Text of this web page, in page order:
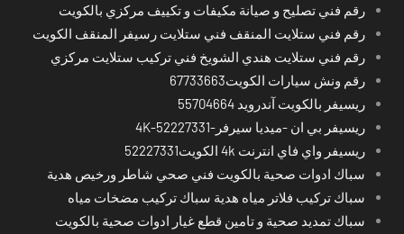
رقم فني تصليح و صيانة مكيفات و تكييف مركزي بالكويت
رقم فني ستلايت المنقف فني ستلايت رسيفر المنقف الكويت
رقم فني ستلايت هندي الشويخ فني تركيب ستلايت مركزي
رقم ونش سيارات الكويت67733663
ريسيفر بالكويت آندرويد 55704664
ريسيفر بي ان -ميديا سيرفر-4K-52227331
ريسيفر واي فاي انترنت 4k الكويت52227331
سباك ادوات صحية بالكويت فني صحي شاطر ورخيص هدية
سباك تركيب فلاتر مياه هدية سباك تركيب مضخات مياه
سباك تمديد صحية و تامين قطع غيار ادوات صحية بالكويت